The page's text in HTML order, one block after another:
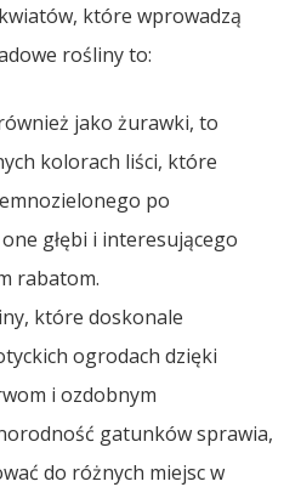
które wprowadzą
rośliny to:
jako żurawki, to
kolorach liści, które
po
głębi i interesującego
rabatom.
które doskonale
ogrodach dzięki
i ozdobnym
gatunków sprawia,
do różnych miejsc w